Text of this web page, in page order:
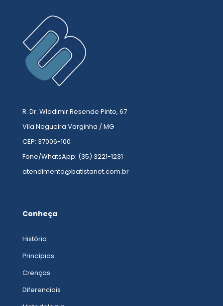
R. Dr. Wladimir Resende Pinto, 67
Vila Nogueira Varginha / MG
CEP: 37006-100
Fone/WhatsApp: (35) 3221-1231
atendimento@batistanet.com.br
Conheça
História
Princípios
Crenças
Diferenciais